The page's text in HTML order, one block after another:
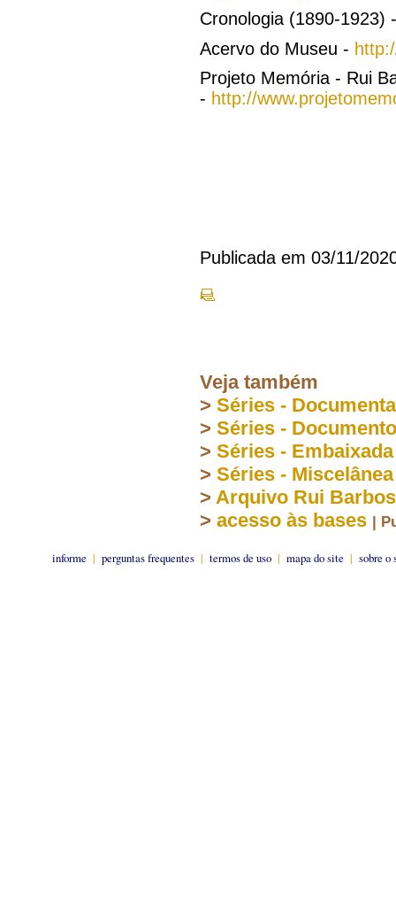
Cronologia (1890-1923)
Acervo do Museu -
Projeto Memória - Rui
- http://
Publicada em 03/11/
Veja também
> Séries -
> Séries -
> Séries -
> Séries - Miscelânea
> Arquivo Rui
> acesso às bases |
informe | perguntas frequentes | termos de uso | mapa do site | sobre o